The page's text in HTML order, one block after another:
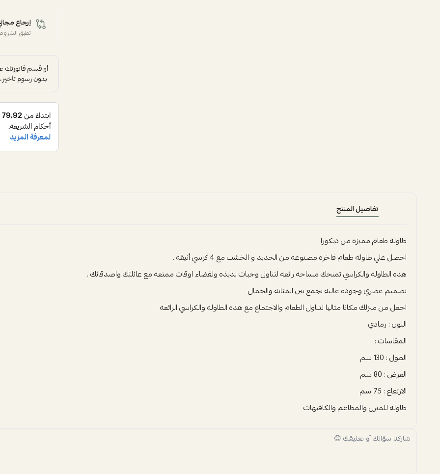
إرجاع
تطبق
تفاصيل المنتج
طاولة طعام مميزة من ديكورا
احصل علي طاوله طعام فاخره مصنوعه من الحديد و الخشب مع 4 كرسي أنيقه .
هذه الطاوله والكراسي تمنحك مساحه رائعه لتناول وجبات لذيذه ولقضاء اوقات ممتعه مع عائلتك واصدقائك .
تصميم عصري وجوده عاليه يجمع بين المتانه والجمال
اجعل من منزلك مكانا مثاليا لتناول الطعام والاجتماع مع هذه الطاوله والكراسي الرائعه
اللون : رمادي
المقاسات :
الطول : 130 سم
العرض : 80 سم
الارتفاع : 75 سم
طاوله للمنزل والمطاعم والكافيهات